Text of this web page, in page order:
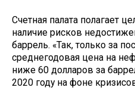
Счетная палата полагает
наличие рисков
баррель. «Так, только за
среднегодовая цена на
ниже 60 долларов за
2020 году на фоне